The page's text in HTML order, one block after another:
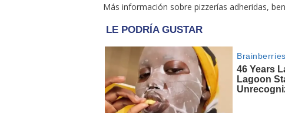
Más información sobre pizzerías adheridas,